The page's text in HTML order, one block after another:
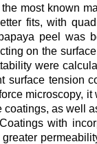
most known
fits, with
peel was
on the
were
surface tension
microscopy,
coatings, as well
with